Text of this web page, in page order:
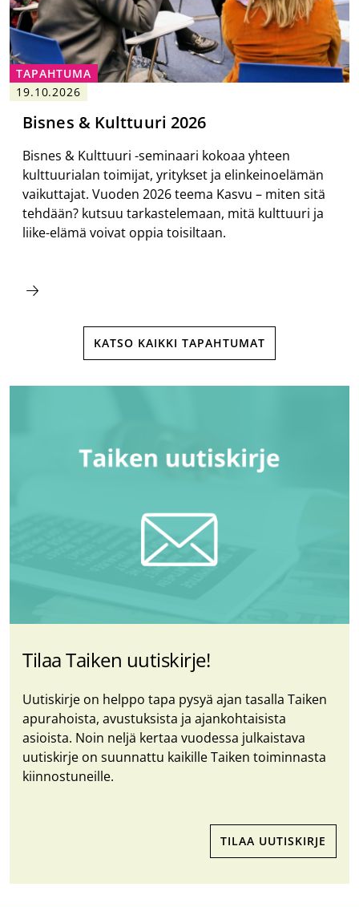
TAPAHTUMA
19.10.2026
Bisnes & Kulttuuri 2026
Bisnes & Kulttuuri -seminaari kokoaa yhteen
kulttuurialan toimijat, yritykset ja elinkeinoelämän
vaikuttajat. Vuoden 2026 teema Kasvu – miten sitä
tehdään? kutsuu tarkastelemaan, mitä kulttuuri ja
liike-elämä voivat oppia toisiltaan.
KATSO KAIKKI TAPAHTUMAT
Tilaa Taiken uutiskirje!
Uutiskirje on helppo tapa pysyä ajan tasalla Taiken
apurahoista, avustuksista ja ajankohtaisista
asioista. Noin neljä kertaa vuodessa julkaistava
uutiskirje on suunnattu kaikille Taiken toiminnasta
kiinnostuneille.
TILAA UUTISKIRJE